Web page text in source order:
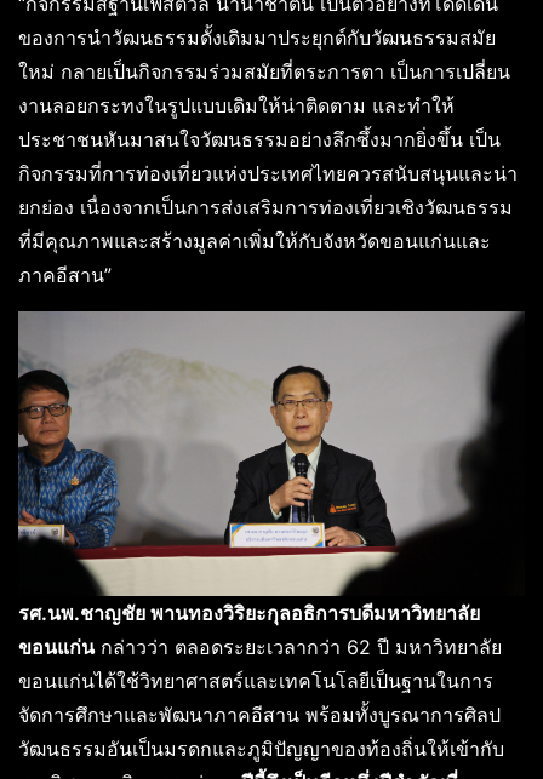
ของการนำวัฒนธรรมดั้งเดิมมาประยุกต์กับวัฒนธรรมสมัย
ใหม่ กลายเป็นกิจกรรมร่วมสมัยที่ตระการตา เป็นการเปลี่ยน
งานลอยกระทงในรูปแบบเดิมให้น่าติดตาม และทำให้
ประชาชนหันมาสนใจวัฒนธรรมอย่างลึกซึ้งมากยิ่งขึ้น เป็น
กิจกรรมที่การท่องเที่ยวแห่งประเทศไทยควรสนับสนุนและน่า
ยกย่อง เนื่องจากเป็นการส่งเสริมการท่องเที่ยวเชิงวัฒนธรรม
ที่มีคุณภาพและสร้างมูลค่าเพิ่มให้กับจังหวัดขอนแก่นและ
ภาคอีสาน”
รศ.นพ.ชาญชัย พานทองวิริยะกุลอธิการบดีมหาวิทยาลัย
ขอนแก่นกล่าวว่า ตลอดระยะเวลากว่า 62 ปี มหาวิทยาลัย
ขอนแก่นได้ใช้วิทยาศาสตร์และเทคโนโลยีเป็นฐานในการ
จัดการศึกษาและพัฒนาภาคอีสาน พร้อมทั้งบูรณาการศิลป
วัฒนธรรมอันเป็นมรดกและภูมิปัญญาของท้องถิ่นให้เข้ากับ